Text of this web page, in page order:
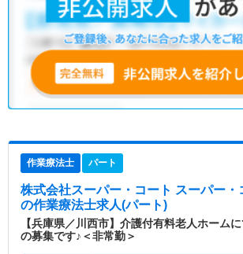
作業療法士 パート
株式会社スーパー・コート スーパー・
の作業療法士求人(パート)
【兵庫県／川西市】介護付有料老人ホーム
の募集です♪＜非常勤＞